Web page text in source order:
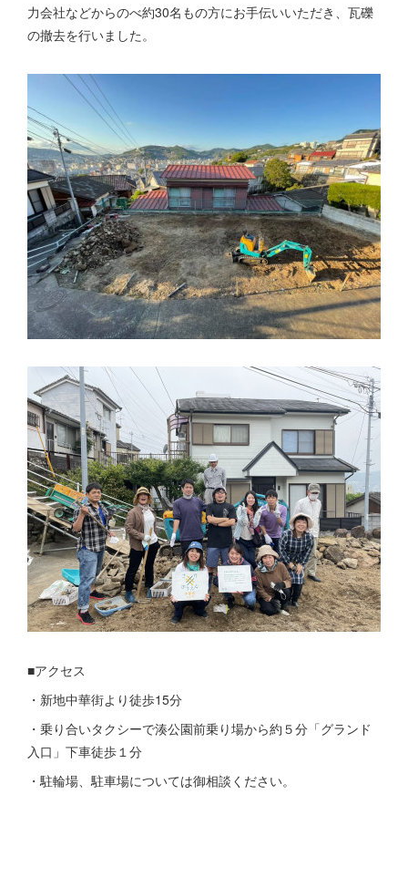
力会社などからのべ約30名もの方にお手伝いいただき、瓦礫
の撤去を行いました。
■アクセス
・新地中華街より徒歩15分
・乗り合いタクシーで湊公園前乗り場から約５分「グランド
入口」下車徒歩１分
・駐輪場、駐車場については御相談ください。